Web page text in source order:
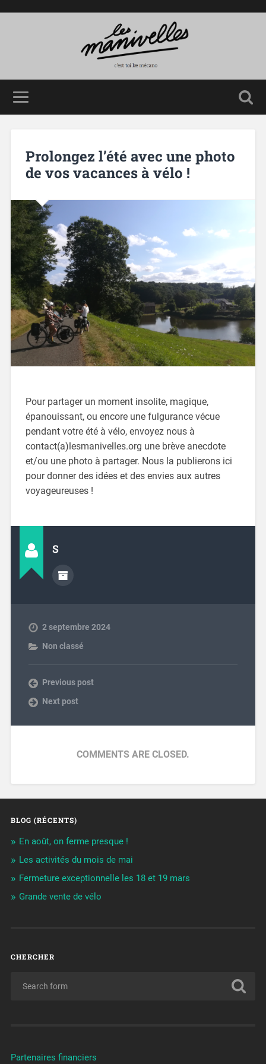
Prolongez l’été avec une photo
de vos vacances à vélo !
Pour partager un moment insolite, magique,
épanouissant, ou encore une fulgurance vécue
pendant votre été à vélo, envoyez nous à
contact(a)lesmanivelles.org une brève anecdote
et/ou une photo à partager. Nous la publierons ici
pour donner des idées et des envies aux autres
voyageureuses !
S
2 septembre 2024
Non classé
Previous post
Next post
COMMENTS ARE CLOSED.
BLOG (RÉCENTS)
En août, on ferme presque !
Les activités du mois de mai
Fermeture exceptionnelle les 18 et 19 mars
Grande vente de vélo
CHERCHER
Partenaires financiers